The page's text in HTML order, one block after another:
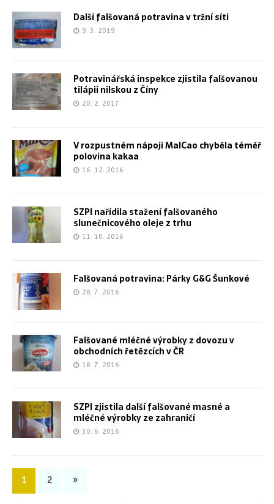
Další falšovaná potravina v tržní síti
9. 3. 2019
Potravinářská inspekce zjistila falšovanou
tilápii nilskou z Číny
20. 2. 2017
V rozpustném nápoji MalCao chyběla téměř
polovina kakaa
16. 12. 2016
SZPI nařídila stažení falšovaného
slunečnicového oleje z trhu
11. 10. 2016
Falšovaná potravina: Párky G&G Šunkové
28. 7. 2016
Falšované mléčné výrobky z dovozu v
obchodních řetězcích v ČR
18. 7. 2016
SZPI zjistila další falšované masné a
mléčné výrobky ze zahraničí
30. 6. 2016
1 2 »